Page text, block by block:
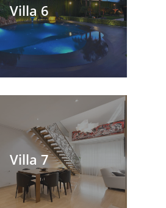
Villa 6
Villa 7